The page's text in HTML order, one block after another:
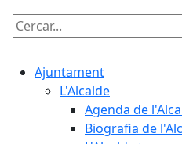
Cercar:
Ajuntament
L'Alcalde
Agenda de
Biografia de